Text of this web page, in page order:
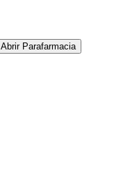
Abrir Parafarmacia